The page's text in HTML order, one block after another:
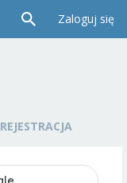
Zaloguj się
REJESTRACJA